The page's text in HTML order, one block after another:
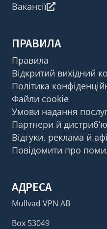
Вакансії
ПРАВИЛА
Правила
Відкритий вихідний
Політика
Файли cookie
Умови надання
Партнери й
Відгуки, реклама й
Повідомити про
АДРЕСА
Mullvad VPN AB
Box 53049